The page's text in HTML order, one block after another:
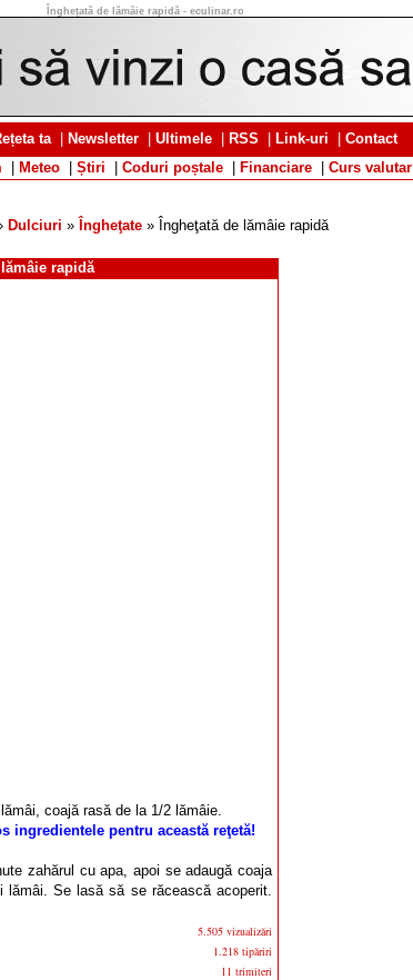
Îngheţată de lămâie rapidă - eculinar.ro
ta| Newsletter Ultimele RSS Link-uri
Contact
Meteo Știri Coduri poștale Financiare Curs valutar
Dulciuri » Îngheţate » Îngheţată de lămâie rapidă
rapidă
coajă rasă de la 1/2 lămâie.
ingredientele pentru această reţetă!
zahărul cu apa, apoi se adaugă coaja
Se lasă să se răcească acoperit.
5.505 vizualizări
1.218 tipăriri
11 trimiteri